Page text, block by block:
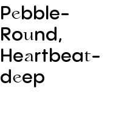
Pebble-
Round,
Heartbeat-
deep